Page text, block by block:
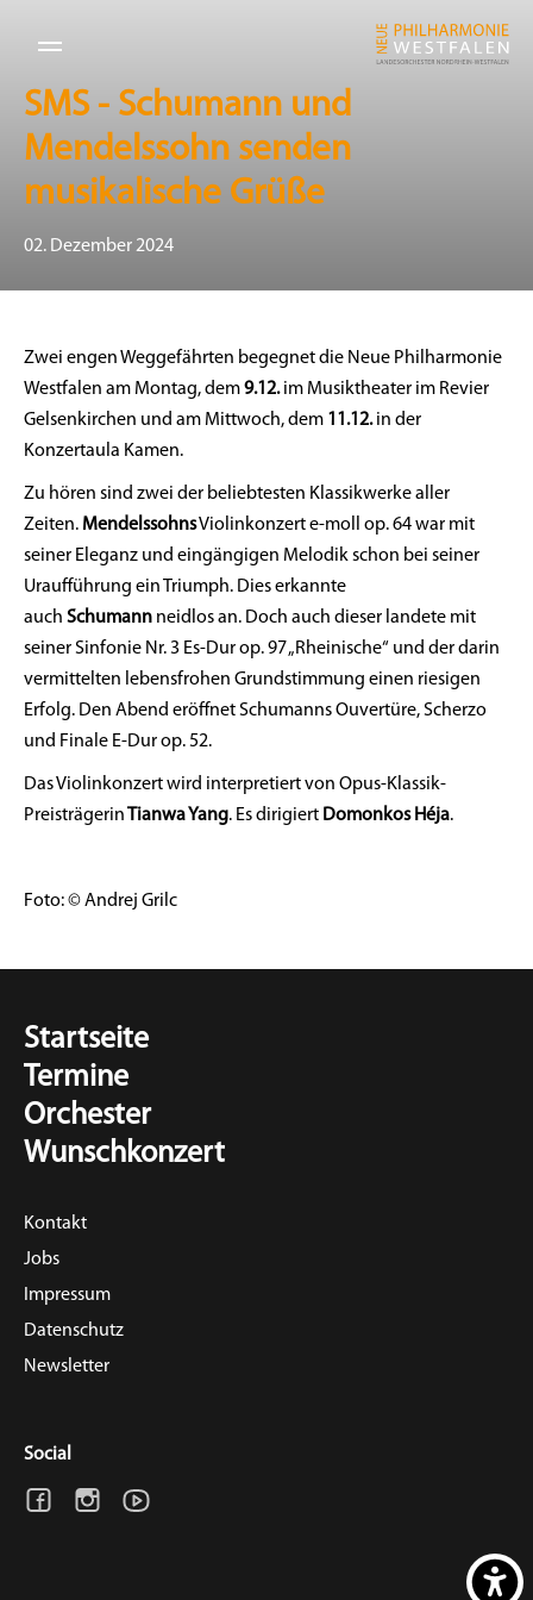
SMS - Schumann und
Mendelssohn senden
musikalische Grüße
02. Dezember 2024
Zwei engen Weggefährten begegnet die Neue Philharmonie
Westfalen am Montag, dem9.12. im Musiktheater im Revier
Gelsenkirchen und am Mittwoch, dem 11.12. in der
Konzertaula Kamen.
Zu hören sind zwei der beliebtesten Klassikwerke aller
Zeiten. MendelssohnsViolinkonzert e-moll op. 64 war mit
seiner Eleganz und eingängigen Melodik schon bei seiner
Uraufführung ein Triumph. Dies erkannte
auch Schumann neidlos an. Doch auch dieser landete mit
seiner Sinfonie Nr. 3 Es-Dur op. 97 „Rheinische“ und der darin
vermittelten lebensfrohen Grundstimmung einen riesigen
Erfolg. Den Abend eröffnet Schumanns Ouvertüre, Scherzo
und Finale E-Dur op. 52.
Das Violinkonzert wird interpretiert von Opus-Klassik-
PreisträgerinTianwa Yang. Es dirigiert Domonkos Héja.
Foto: © Andrej Grilc
Startseite
Termine
Orchester
Wunschkonzert
Kontakt
Jobs
Impressum
Datenschutz
Newsletter
Social